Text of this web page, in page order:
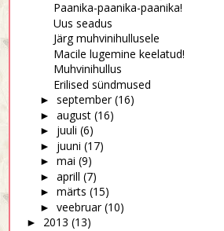
Paanika-paanika-paanika!
Uus seadus
Järg muhvinihullusele
Macile lugemine keelatud!
Muhvinihullus
Erilised sündmused
► september (16)
► august (16)
► juuli (6)
► juuni (17)
► mai (9)
► aprill (7)
► märts (15)
► veebruar (10)
► 2013 (13)